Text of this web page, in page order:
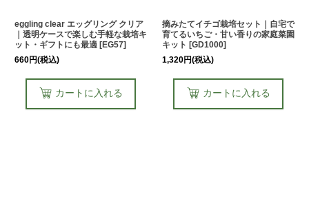
eggling clear エッグリング クリア
｜透明ケースで楽しむ手軽な栽培キ
ット・ギフトにも最適 [EG57]
660円(税込)
カートに入れる
摘みたてイチゴ栽培セット｜自宅で
育てるいちご・甘い香りの家庭菜園
キット [GD1000]
1,320円(税込)
カートに入れる